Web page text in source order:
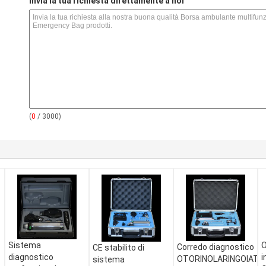
(0 / 3000)
Sistema
diagnostico
CE stabilito di
sistema
Corredo diagnostico